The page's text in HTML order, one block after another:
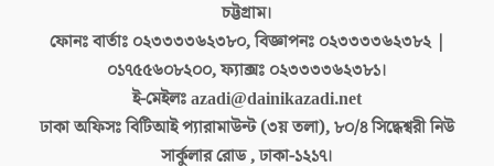
চট্টগ্রাম।
ফোনঃ বার্তাঃ ০২৩৩৩৩৬২৩৮০, বিজ্ঞাপনঃ ০২৩৩৩৩৬২৩৮২ |
০১৭৫৫৬০৮২০০, ফ্যাক্সঃ ০২৩৩৩৩৬২৩৮১।
ই-মেইলঃazadi@dainikazadi.net
ঢাকা অফিসঃবিটিআই প্যারামাউন্ট (৩য় তলা), ৮০/৪ সিদ্ধেশ্বরী নিউ
সার্কুলার রোড , ঢাকা-১২১৭।